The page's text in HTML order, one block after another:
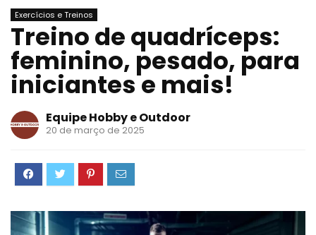
Exercícios e Treinos
Treino de quadríceps:
feminino, pesado, para
iniciantes e mais!
Equipe Hobby e Outdoor
20 de março de 2025